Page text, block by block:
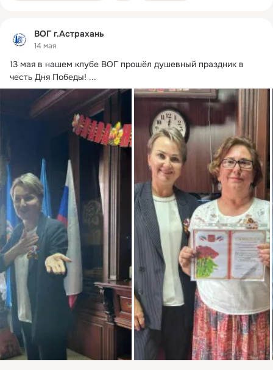
ВОГ г.Астрахань
14 мая
13 мая в нашем клубе ВОГ прошёл душевный праздник в
честь Дня Победы! ...